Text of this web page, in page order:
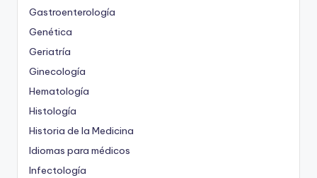
Gastroenterología
Genética
Geriatría
Ginecología
Hematología
Histología
Historia de la Medicina
Idiomas para médicos
Infectología